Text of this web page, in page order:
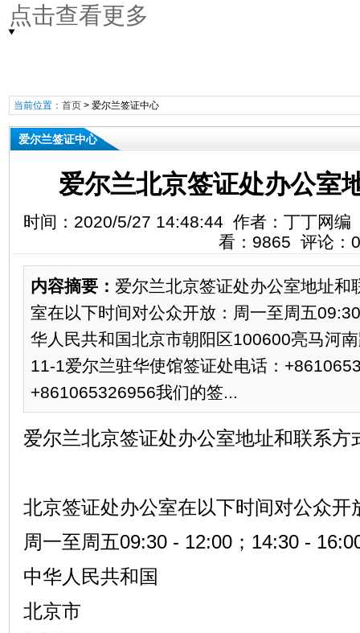
点击查看更多
当前位置： 首页> 爱尔兰签证中心
爱尔兰签证中心
爱尔兰北京签证处办公室
时间：2020/5/27 14:48:44 作者：丁丁网
看：9865 评论：0
内容摘要： 爱尔兰北京签证处办公室地址和
室在以下时间对公众开放：周一至周五
华人民共和国北京市朝阳区100600亮马河
11-1爱尔兰驻华使馆签证处电话：
+861065326956我们的签...
爱尔兰北京签证处办公室地址和联系方
北京签证处办公室在以下时间对公众开
周一至周五09:30 - 12:00；14:30 -
中华人民共和国
北京市